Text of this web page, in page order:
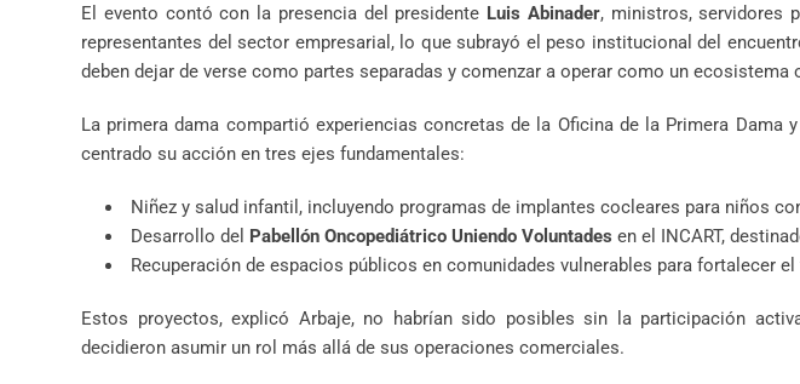
El evento contó con la presencia del presidente Luis Abinader, ministros, servidores
representantes del sector empresarial, lo que subrayó el peso institucional del
deben dejar de verse como partes separadas y comenzar a operar como un
La primera dama compartió experiencias concretas de la Oficina de la Primera Dama
centrado su acción en tres ejes fundamentales:
Niñez y salud infantil, incluyendo programas de implantes cocleares para niños
Desarrollo del Pabellón Oncopediátrico Uniendo Voluntades en el INCART,
Recuperación de espacios públicos en comunidades vulnerables para fortalecer
Estos proyectos, explicó Arbaje, no habrían sido posibles sin la participación
decidieron asumir un rol más allá de sus operaciones comerciales.